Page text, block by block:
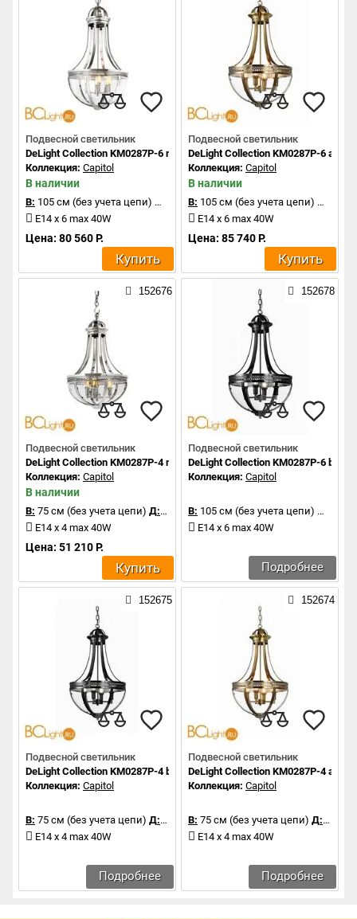
Подвесной светильник
DeLight Collection KM0287P-6 nickel
Коллекция: Capitol
В наличии
В: 105 см (без учета цепи) Д:
60 см
E14 x 6 max 40W
Цена: 80 560 Р.
Купить
Подвесной светильник
DeLight Collection KM0287P-6
Коллекция: Capitol
В наличии
В: 105 см (без учета цепи) Д:
E14 x 6 max 40W
Цена: 85 740 Р.
Купить
152676
Подвесной светильник
DeLight Collection KM0287P-4 nickel
Коллекция: Capitol
В наличии
В: 75 см (без учета цепи) Д:43 см
E14 x 4 max 40W
Цена: 51 210 Р.
Купить
152678
Подвесной светильник
DeLight Collection KM0287P-6 black
Коллекция: Capitol
В: 105 см (без учета цепи) Д:
E14 x 6 max 40W
Подробнее
152675
Подвесной светильник
DeLight Collection KM0287P-4 black
Коллекция: Capitol
В: 75 см (без учета цепи) Д:43 см
E14 x 4 max 40W
Подробнее
152674
Подвесной светильник
DeLight Collection KM0287P-4
Коллекция: Capitol
В: 75 см (без учета цепи) Д:43 см
E14 x 4 max 40W
Подробнее